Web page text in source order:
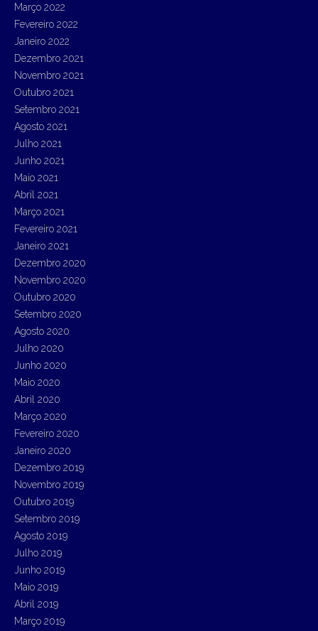
Março 2022
Fevereiro 2022
Janeiro 2022
Dezembro 2021
Novembro 2021
Outubro 2021
Setembro 2021
Agosto 2021
Julho 2021
Junho 2021
Maio 2021
Abril 2021
Março 2021
Fevereiro 2021
Janeiro 2021
Dezembro 2020
Novembro 2020
Outubro 2020
Setembro 2020
Agosto 2020
Julho 2020
Junho 2020
Maio 2020
Abril 2020
Março 2020
Fevereiro 2020
Janeiro 2020
Dezembro 2019
Novembro 2019
Outubro 2019
Setembro 2019
Agosto 2019
Julho 2019
Junho 2019
Maio 2019
Abril 2019
Março 2019